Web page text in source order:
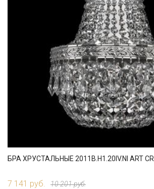
БРА ХРУСТАЛЬНЫЕ 2011B.H1.20IV.NI ART
7 141 руб. 10 201 руб.